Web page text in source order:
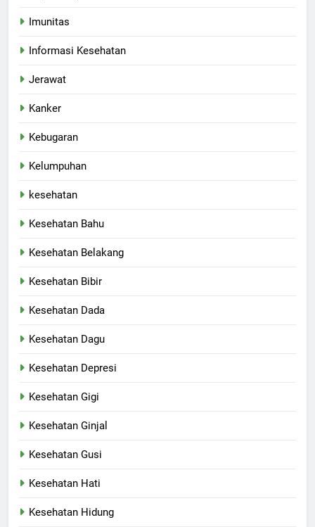
Imunitas
Informasi Kesehatan
Jerawat
Kanker
Kebugaran
Kelumpuhan
kesehatan
Kesehatan Bahu
Kesehatan Belakang
Kesehatan Bibir
Kesehatan Dada
Kesehatan Dagu
Kesehatan Depresi
Kesehatan Gigi
Kesehatan Ginjal
Kesehatan Gusi
Kesehatan Hati
Kesehatan Hidung